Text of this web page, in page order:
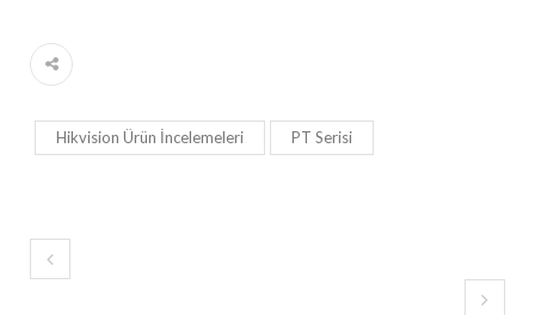
Hikvision Ürün İncelemeleri PT Serisi